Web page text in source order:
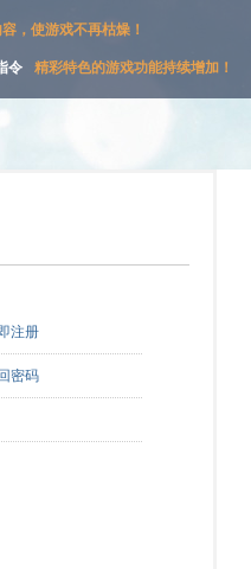
，使游戏不再枯燥！
令 精彩特色的游戏功能持续增加！
注册
密码